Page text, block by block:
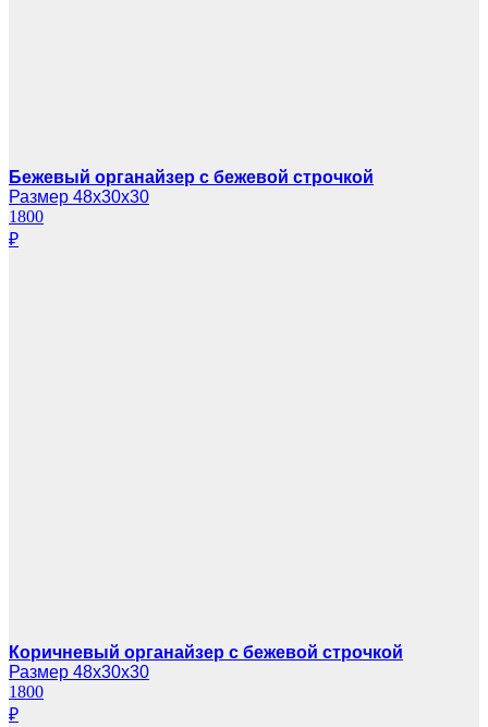
Бежевый органайзер с бежевой строчкой
Размер 48х30х30
1800
₽
Коричневый органайзер с бежевой строчкой
Размер 48х30х30
1800
₽